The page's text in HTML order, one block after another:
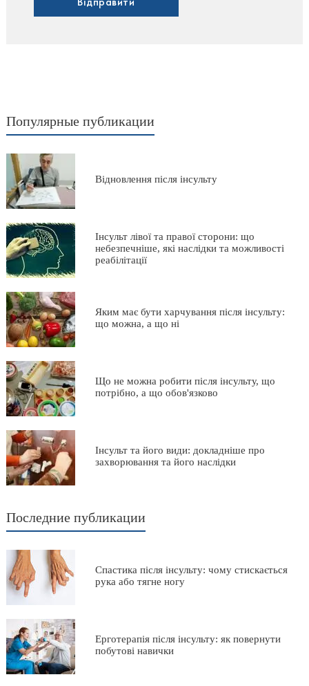
Популярные публикации
Відновлення після інсульту
Інсульт лівої та правої сторони: що
небезпечніше, які наслідки та можливості
реабілітації
Яким має бути харчування після інсульту:
що можна, а що ні
Що не можна робити після інсульту, що
потрібно, а що обов'язково
Інсульт та його види: докладніше про
захворювання та його наслідки
Последние публикации
Спастика після інсульту: чому стискається
рука або тягне ногу
Ерготерапія після інсульту: як повернути
побутові навички